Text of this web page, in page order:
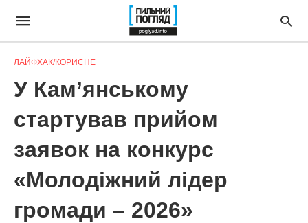
ЛАЙФХАК/КОРИСНЕ
У Кам’янському
стартував прийом
заявок на конкурс
«Молодіжний лідер
громади – 2026»